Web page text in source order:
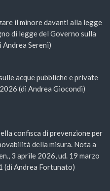
il minore davanti alla legge
di legge del Governo sulla
Sereni)
acque pubbliche e private
(di Andrea Giocondi)
confisca di prevenzione per
della misura. Nota a
3 aprile 2026, ud. 19 marzo
(di Andrea Fortunato)